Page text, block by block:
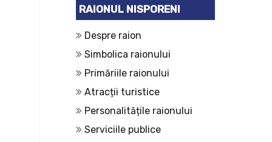
RAIONUL NISPORENI
Despre raion
Simbolica raionului
Primăriile raionului
Atracții turistice
Personalitățile raionului
Serviciile publice